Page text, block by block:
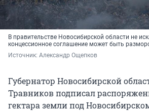
В правительстве Новосибирской области не
концессионное соглашение может быть
Источник: Александр Ощепков
Губернатор Новосибирской
Травников подписал
гектара земли под